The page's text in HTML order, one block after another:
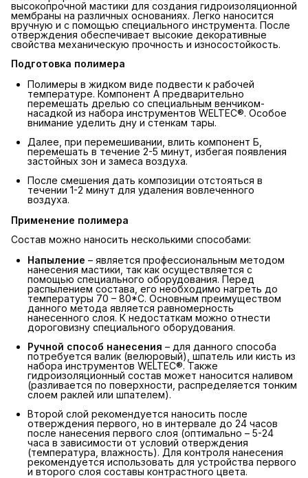
высокопрочной мастики для создания гидроизоляционной
мембраны на различных основаниях. Легко наносится
вручную и с помощью специального инструмента. После
отверждения обеспечивает высокие декоративные
свойства механическую прочность и износостойкость.
Подготовка полимера
Полимеры в жидком виде подвести к рабочей
температуре. Компонент А предварительно
перемешать дрелью со специальным венчиком-
насадкой из набора инструментов WELTEC®. Особое
внимание уделить дну и стенкам тары.
Далее, при перемешивании, влить компонент Б,
перемешать в течение 2-5 минут, избегая появления
застойных зон и замеса воздуха.
После смешения дать композиции отстояться в
течении 1-2 минут для удаления вовлеченного
воздуха.
Применение полимера
Состав можно наносить несколькими способами:
Напыление – является профессиональным методом
нанесения мастики, так как осуществляется с
помощью специального оборудования. Перед
распылением состава, его необходимо нагреть до
температуры 70 – 80*С. Основным преимуществом
данного метода является равномерность
нанесенного слоя. К недостаткам можно отнести
дороговизну специального оборудования.
Ручной способ нанесения – для данного способа
потребуется валик (велюровый), шпатель или кисть из
набора инструментов WELTEC®. Также
гидроизоляционный состав может наносится наливом
(разливается по поверхности, распределяется тонким
слоем раклей или шпателем).
Второй слой рекомендуется наносить после
отверждения первого, но в интервале до 24 часов
после нанесения первого слоя (оптимально – 5-24
часа в зависимости от условий отверждения
(температура, влажность). Для контроля нанесения
рекомендуется использовать для устройства первого
и второго слоя составы контрастного цвета.